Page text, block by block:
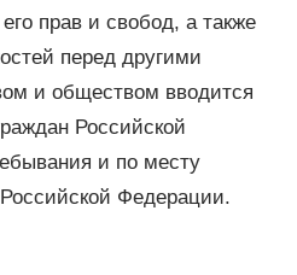
прав и свобод, а также
перед другими
и обществом вводится
Российской
и по месту
Федерации.